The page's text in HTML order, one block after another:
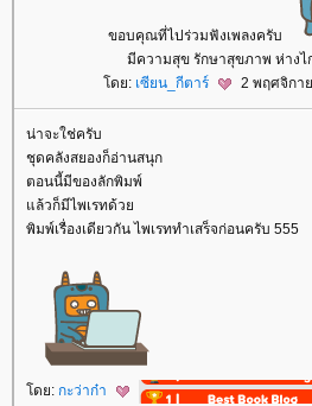
ขอบคุณที่ไปร่วมฟังเพลงครับ
มีความสุข รักษาสุขภาพ ห่างไ
ดย: เซียน_กีตาร์ 2 พฤศจิกา
น่าจะใช่ครับ
ชุดคลังสยองก็อ่านสนุก
ตอนนี้มีของลักพิมพ์
ล้วก็มีไพเรทด้ว
พิมพ์เรื่องเดียวกัน ไพเรททำเสร็จก่อนครับ 555
ดย: กะว่าก๋า